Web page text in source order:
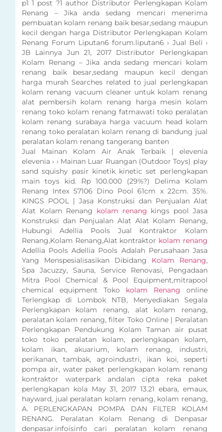
p1 1 post ?1 author Distributor Perlengkapan Kolam
Renang – Jika anda sedang mencari menerima
pembuatan kolam renang baik besar,sedang maupun
kecil dengan harga Distributor Perlengkapan Kolam
Renang Forum Liputan6 forum.liputan6 › Jual Beli ›
JB Lainnya Jun 21, 2017 Distributor Perlengkapan
Kolam Renang – Jika anda sedang mencari kolam
renang baik besar,sedang maupun kecil dengan
harga murah Searches related to jual perlengkapan
kolam renang vacuum cleaner untuk kolam renang
alat pembersih kolam renang harga mesin kolam
renang toko kolam renang fatmawati toko peralatan
kolam renang surabaya harga vacuum head kolam
renang toko peralatan kolam renang di bandung jual
peralatan kolam renang tangerang banten
Jual Mainan Kolam Air Anak Terbaik | elevenia
elevenia › › Mainan Luar Ruangan (Outdoor Toys) play
sand squishy pasir kinetik kinetic set perlengkapan
main toys kid. Rp 100.000 (29%?) Delima Kolam
Renang Intex 57106 Dino Pool 61cm x 22cm. 35%.
KINGS POOL | Jasa Konstruksi dan Penjualan Alat
Alat Kolam Renang kolam renang kings pool Jasa
Konstruksi dan Penjualan Alat Alat Kolam Renang,
Hubungi Adellia Pools Jual Kontraktor Kolam
Renang,Kolam Renang,Alat kontraktor kolam renang
Adellia Pools Adellia Pools Adalah Perusahaan Jasa
Yang Menspesialisasikan Dibidang Kolam Renang,
Spa Jacuzzy, Sauna, Service Renovasi, Pengadaan
Mitra Pool Chemical & Pool Equipment,mitrapool
chemical equipment Toko kolam Renang online
Terlengkap di Lombok NTB, Menyediakan Segala
Perlengkapan kolam renang, alat kolam renang,
peralatan kolam renang, filter Toko Online | Peralatan
Perlengkapan Pendukung Kolam Taman air pusat
toko toko peralatan kolam, perlengkapan kolam,
kolam ikan, akuarium, kolam renang, industri,
perikanan, tambak, agroindustri, ikan koi, seperti
pompa air, water paket perlengkapan kolam renang
kontraktor waterpark andalan cipta reka paket
perlengkapan kola May 31, 2017 13.21 ebara, emaux,
hayward, jual peralatan kolam renang, kolam renang,
A. PERLENGKAPAN POMPA DAN FILTER KOLAM
RENANG. Peralatan Kolam Renang di Denpasar
denpasar.infoisinfo cari peralatan kolam renang